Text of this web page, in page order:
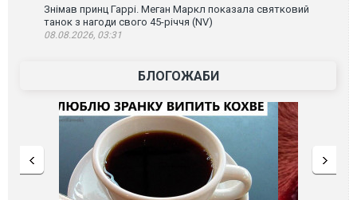
Знімав принц Гаррі. Меган Маркл показала святковий
танок з нагоди свого 45-річчя (NV)
08.08.2026, 03:31
БЛОГОЖАБИ